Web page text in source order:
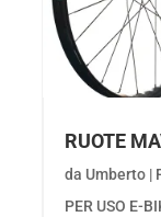
RUOTE
da Umberto|
PER USO E-